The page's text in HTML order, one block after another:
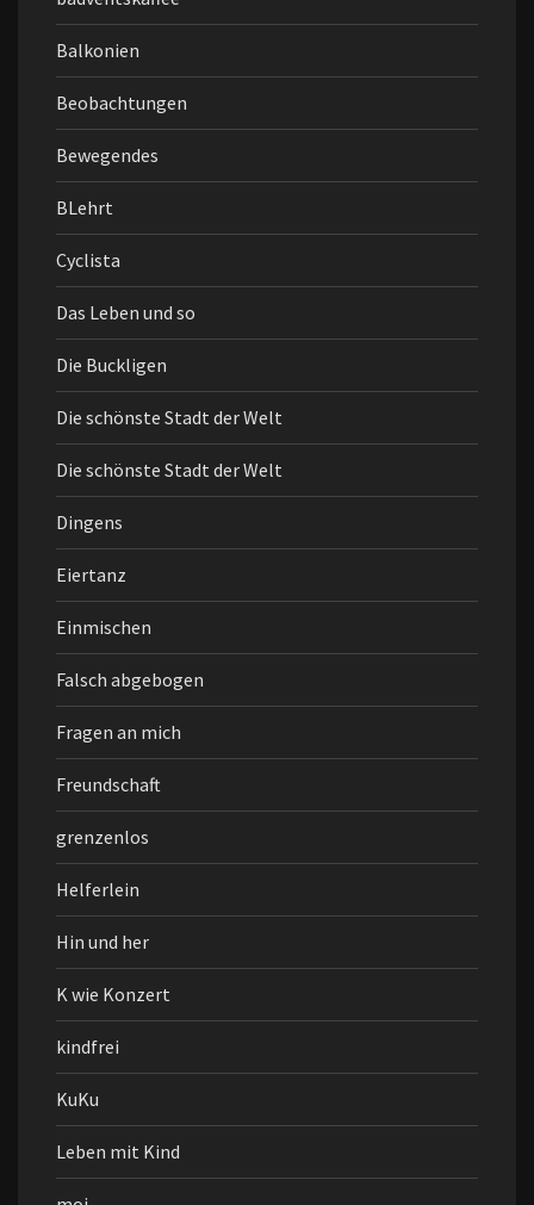
Balkonien
Beobachtungen
Bewegendes
BLehrt
Cyclista
Das Leben und so
Die Buckligen
Die schönste Stadt der Welt
Die schönste Stadt der Welt
Dingens
Eiertanz
Einmischen
Falsch abgebogen
Fragen an mich
Freundschaft
grenzenlos
Helferlein
Hin und her
K wie Konzert
kindfrei
KuKu
Leben mit Kind